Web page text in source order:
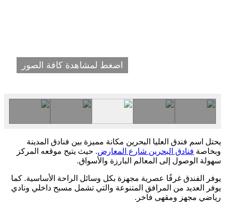
اضغط لمشاهدة كافة الصور
يحتل اسم فندق العليا البحرين مكانة مميزة بين فنادق المدينة
وبخاصة فنادق البحرين شارع المعارض. حيث يتيح موقعه المركز
سهولة الوصول إلى المعالم البارزة والأسواق.
يوفر الفندق غرفًا عصرية مجهزة بكل وسائل الراحة الأساسية. كما
يوفر العديد من المرافق المتنوعة والتي تشمل مسبح داخلي ونادي
رياضي مجهز ومقهى فاخر.